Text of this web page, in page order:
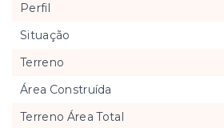
Perfil
Situação
Terreno
Área Construída
Terreno Área Total